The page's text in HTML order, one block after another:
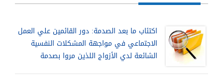
اكتئاب ما بعد الصدمة: دور القائمين علي العمل
الاجتماعي في مواجهة المشكلات النفسية
الشائعة لدي الأزواج اللذين مروا بصدمة